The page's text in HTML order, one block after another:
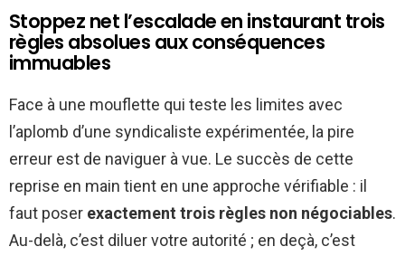
Stoppez net l’escalade en instaurant trois
règles absolues aux conséquences
immuables
Face à une mouflette qui teste les limites avec
l’aplomb d’une syndicaliste expérimentée, la pire
erreur est de naviguer à vue. Le succès de cette
reprise en main tient en une approche vérifiable : il
faut poser exactement trois règles non négociables.
Au-delà, c’est diluer votre autorité ; en deçà, c’est